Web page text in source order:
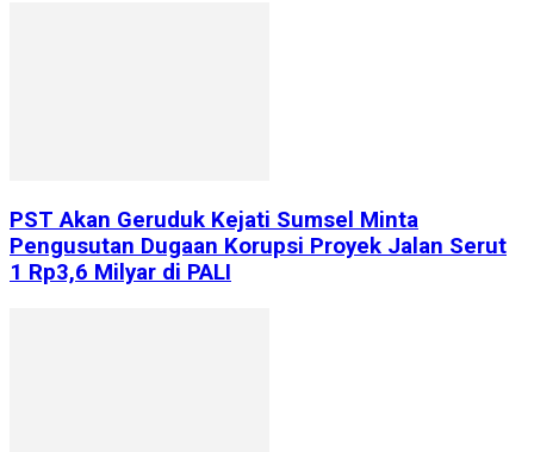
PST Akan Geruduk Kejati Sumsel Minta
Pengusutan Dugaan Korupsi Proyek Jalan Serut
1 Rp3,6 Milyar di PALI